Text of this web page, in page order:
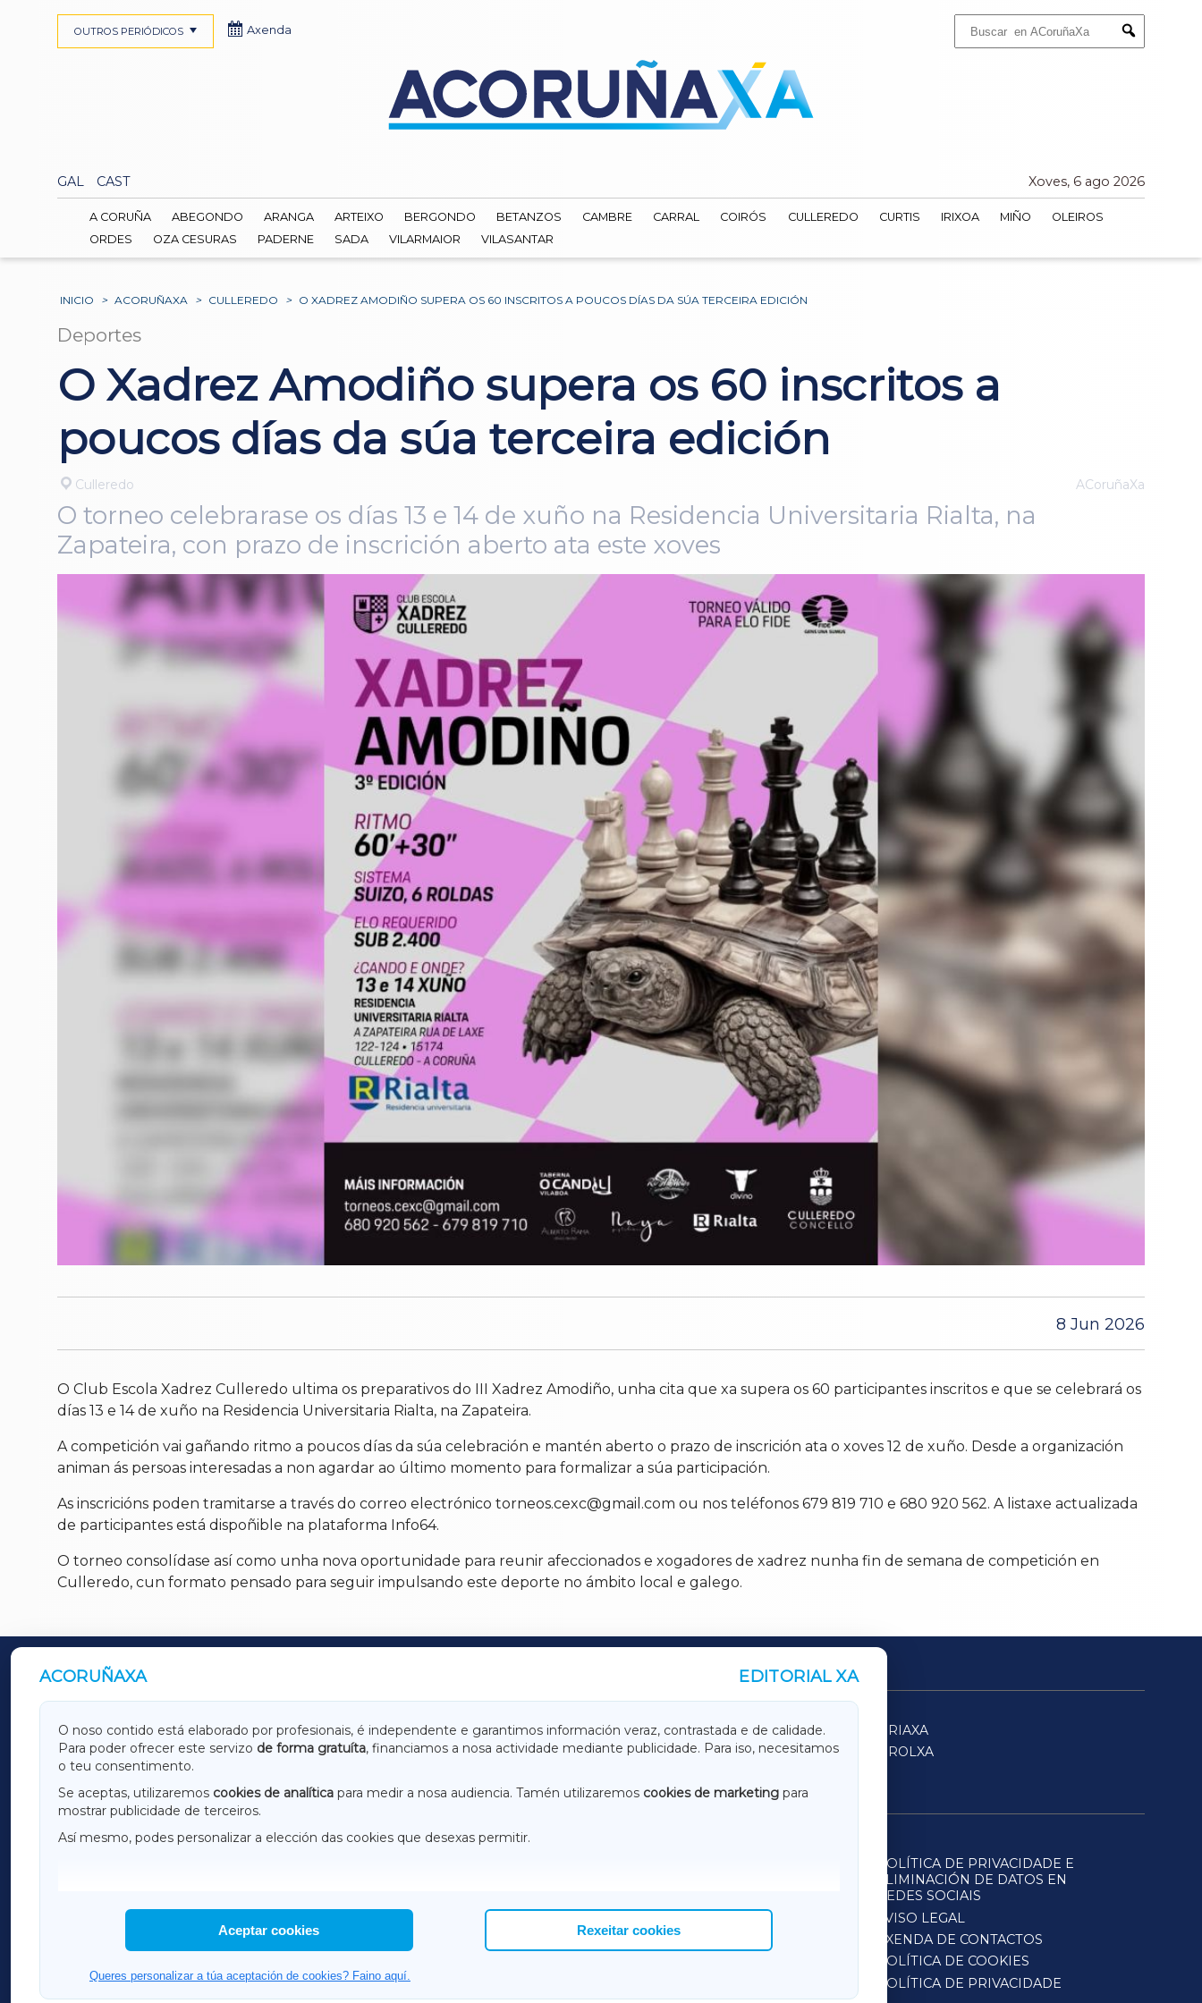
Submit
GAL CAST Xoves, 6 ago 2026
OUTROS PERIÓDICOS Axenda
A CORUÑA ABEGONDO ARANGA ARTEIXO BERGONDO BETANZOS CAMBRE CARRAL COIRÓS CULLEREDO CURTIS IRIXOA MIÑO
OLEIROS
ORDES
OZA CESURAS PADERNE SADA VILARMAIOR VILASANTAR
INICIO > ACORUÑAXA > CULLEREDO > O XADREZ AMODIÑO SUPERA OS 60 INSCRITOS A POUCOS DÍAS DA SÚA TERCEIRA EDICIÓN
Deportes
O Xadrez Amodiño supera os 60 inscritos a
poucos días da súa terceira edición
Culleredo ACoruñaXa
O torneo celebrarase os días 13 e 14 de xuño na Residencia Universitaria Rialta, na
Zapateira, con prazo de inscrición aberto ata este xoves
8 Jun 2026
O Club Escola Xadrez Culleredo ultima os preparativos do III Xadrez Amodiño, unha cita que xa supera os 60 participantes inscritos e que se celebrará os
días 13 e 14 de xuño na Residencia Universitaria Rialta, na Zapateira.
A competición vai gañando ritmo a poucos días da súa celebración e mantén aberto o prazo de inscrición ata o xoves 12 de xuño. Desde a organización
animan ás persoas interesadas a non agardar ao último momento para formalizar a súa participación.
As inscricións poden tramitarse a través do correo electrónico torneos.cexc@gmail.com ou nos teléfonos 679 819 710 e 680 920 562. A listaxe actualizada
de participantes está dispoñible na plataforma Info64.
O torneo consolídase así como unha nova oportunidade para reunir afeccionados e xogadores de xadrez nunha fin de semana de competición en
Culleredo, cun formato pensado para seguir impulsando este deporte no ámbito local e galego.
ACORUÑAXA EDITORIAL XA
O noso contido está elaborado por profesionais, é independente e garantimos información veraz, contrastada e de calidade.
Para poder ofrecer este servizo de forma gratuíta, financiamos a nosa actividade mediante publicidade. Para iso, necesitamos
o teu consentimento.
Se aceptas, utilizaremos cookies de analítica para medir a nosa audiencia. Tamén utilizaremos cookies de marketing para
mostrar publicidade de terceiros.
Así mesmo, podes personalizar a elección das cookies que desexas permitir.
Aceptar cookies Rexeitar cookies
Queres personalizar a túa aceptación de cookies? Faino aquí.
OUTROS PERIÓDICOS
GALICIAXA LUGOXA TERRACHAXA
SARRIAXA
AMARIÑAXA
RIBEIRASACRAXA ACORUÑAXA
FERROLXA
OURENSEXA
HEMEROTECA
POLÍTICA DE PRIVACIDADE E
ELIMINACIÓN DE DATOS EN
REDES SOCIAIS
AVISO LEGAL
AXENDA DE CONTACTOS
POLÍTICA DE COOKIES
POLÍTICA DE PRIVACIDADE